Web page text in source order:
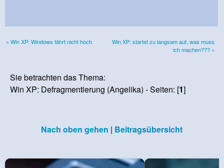
« Win XP: Windows fährt nicht hoch
Win XP: startet zu langsam auf, was muss
ich machen??? »
Sie betrachten das Thema:
Win XP: Defragmentierung (Angelika) - Seiten: [1]
Nach oben gehen | Beitragsübersicht